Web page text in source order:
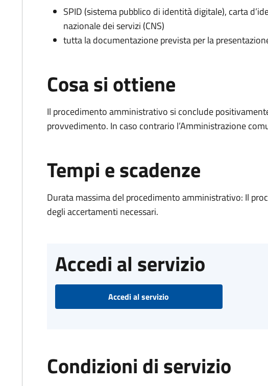
SPID (sistema pubblico di identità digitale), carta
nazionale dei servizi (CNS)
tutta la documentazione prevista per la
Cosa si ottiene
Il procedimento amministrativo si conclude
provvedimento. In caso contrario l’Amministrazione
Tempi e scadenze
Durata massima del procedimento amministrativo: Il
degli accertamenti necessari.
Accedi al servizio
Accedi al servizio
Condizioni di servizio